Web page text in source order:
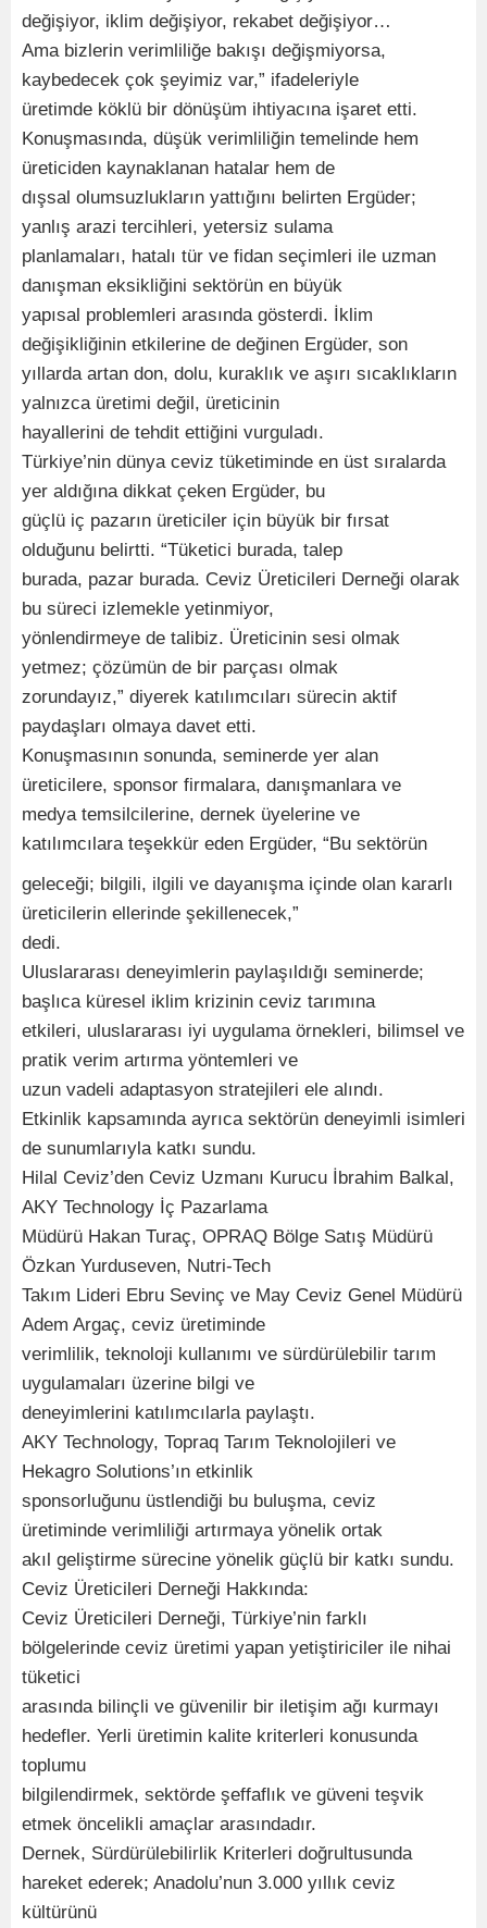
değişiyor, iklim değişiyor, rekabet değişiyor…
Ama bizlerin verimliliğe bakışı değişmiyorsa,
kaybedecek çok şeyimiz var,” ifadeleriyle
üretimde köklü bir dönüşüm ihtiyacına işaret etti.
Konuşmasında, düşük verimliliğin temelinde hem
üreticiden kaynaklanan hatalar hem de
dışsal olumsuzlukların yattığını belirten Ergüder;
yanlış arazi tercihleri, yetersiz sulama
planlamaları, hatalı tür ve fidan seçimleri ile uzman
danışman eksikliğini sektörün en büyük
yapısal problemleri arasında gösterdi. İklim
değişikliğinin etkilerine de değinen Ergüder, son
yıllarda artan don, dolu, kuraklık ve aşırı sıcaklıkların
yalnızca üretimi değil, üreticinin
hayallerini de tehdit ettiğini vurguladı.
Türkiye’nin dünya ceviz tüketiminde en üst sıralarda
yer aldığına dikkat çeken Ergüder, bu
güçlü iç pazarın üreticiler için büyük bir fırsat
olduğunu belirtti. “Tüketici burada, talep
burada, pazar burada. Ceviz Üreticileri Derneği olarak
bu süreci izlemekle yetinmiyor,
yönlendirmeye de talibiz. Üreticinin sesi olmak
yetmez; çözümün de bir parçası olmak
zorundayız,” diyerek katılımcıları sürecin aktif
paydaşları olmaya davet etti.
Konuşmasının sonunda, seminerde yer alan
üreticilere, sponsor firmalara, danışmanlara ve
medya temsilcilerine, dernek üyelerine ve
katılımcılara teşekkür eden Ergüder, “Bu sektörün
geleceği; bilgili, ilgili ve dayanışma içinde olan kararlı
üreticilerin ellerinde şekillenecek,”
dedi.
Uluslararası deneyimlerin paylaşıldığı seminerde;
başlıca küresel iklim krizinin ceviz tarımına
etkileri, uluslararası iyi uygulama örnekleri, bilimsel ve
pratik verim artırma yöntemleri ve
uzun vadeli adaptasyon stratejileri ele alındı.
Etkinlik kapsamında ayrıca sektörün deneyimli isimleri
de sunumlarıyla katkı sundu.
Hilal Ceviz’den Ceviz Uzmanı Kurucu İbrahim Balkal,
AKY Technology İç Pazarlama
Müdürü Hakan Turaç, OPRAQ Bölge Satış Müdürü
Özkan Yurduseven, Nutri-Tech
Takım Lideri Ebru Sevinç ve May Ceviz Genel Müdürü
Adem Argaç, ceviz üretiminde
verimlilik, teknoloji kullanımı ve sürdürülebilir tarım
uygulamaları üzerine bilgi ve
deneyimlerini katılımcılarla paylaştı.
AKY Technology, Topraq Tarım Teknolojileri ve
Hekagro Solutions’ın etkinlik
sponsorluğunu üstlendiği bu buluşma, ceviz
üretiminde verimliliği artırmaya yönelik ortak
akıl geliştirme sürecine yönelik güçlü bir katkı sundu.
Ceviz Üreticileri Derneği Hakkında:
Ceviz Üreticileri Derneği, Türkiye’nin farklı
bölgelerinde ceviz üretimi yapan yetiştiriciler ile nihai
tüketici
arasında bilinçli ve güvenilir bir iletişim ağı kurmayı
hedefler. Yerli üretimin kalite kriterleri konusunda
toplumu
bilgilendirmek, sektörde şeffaflık ve güveni teşvik
etmek öncelikli amaçlar arasındadır.
Dernek, Sürdürülebilirlik Kriterleri doğrultusunda
hareket ederek; Anadolu’nun 3.000 yıllık ceviz
kültürünü